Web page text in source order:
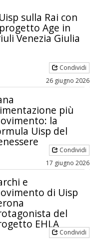
sulla Rai con
Age in
Venezia Giulia
Condividi
26 giugno 2026
più
la
Uisp del
Condividi
17 giugno 2026
e
di Uisp
del
EHLA
Condividi